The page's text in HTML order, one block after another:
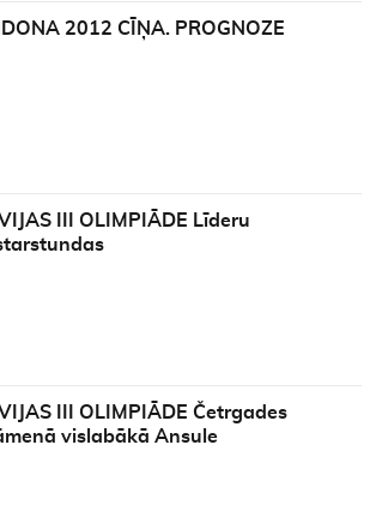
2012 CĪŅA. PROGNOZE
III OLIMPIĀDE Līderu
III OLIMPIĀDE Četrgades
vislabākā Ansule